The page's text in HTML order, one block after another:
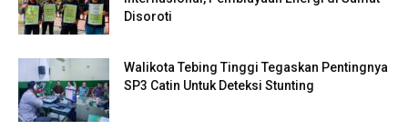
Disoroti
Walikota Tebing Tinggi Tegaskan Pentingnya
SP3 Catin Untuk Deteksi Stunting